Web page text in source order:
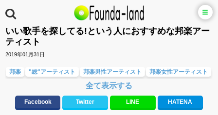
いい歌手を探してる!という人におすすめな邦楽アー
ティスト
2019年01月31日
邦楽 "総"アーティスト 邦楽男性アーティスト 邦楽女性アーティスト
ラブソング(恋愛ソング) バラード・歌詞が泣ける歌
テンションが上がる歌&盛り上がる曲
全て表示する
Facebook Twitter LINE HATENA